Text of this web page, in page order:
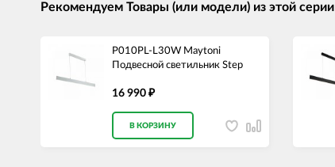
Рекомендуем Товары (или модели) из этой серии
P010PL-L30W Maytoni
Подвесной светильник Step
16 990 ₽
В КОРЗИНУ